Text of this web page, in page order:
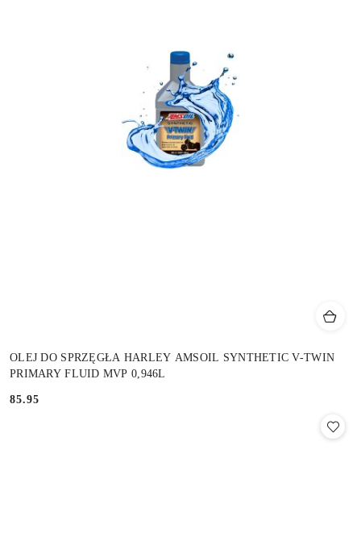
OLEJ DO SPRZĘGŁA HARLEY AMSOIL SYNTHETIC V-TWIN
PRIMARY FLUID MVP 0,946L
Cena:
85.95